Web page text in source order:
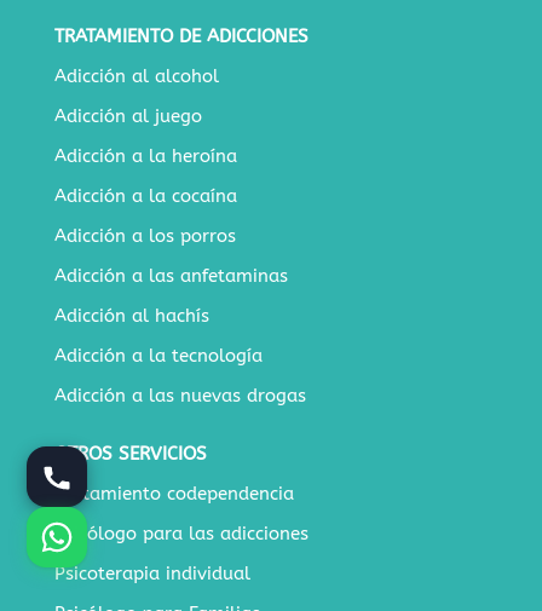
TRATAMIENTO DE ADICCIONES
Adicción al alcohol
Adicción al juego
Adicción a la heroína
Adicción a la cocaína
Adicción a los porros
Adicción a las anfetaminas
Adicción al hachís
Adicción a la tecnología
Adicción a las nuevas drogas
OTROS SERVICIOS
Tratamiento codependencia
Psicólogo para las adicciones
Psicoterapia individual